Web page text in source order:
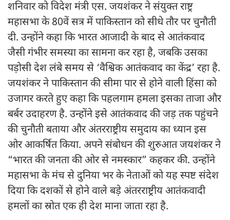
शनिवार को विदेश मंत्री एस. जयशंकर ने संयुक्त राष्ट्र
महासभा के 80वें सत्र में पाकिस्तान को सीधे तौर पर चुनौती
दी. उन्होंने कहा कि भारत आजादी के बाद से आतंकवाद
जैसी गंभीर समस्या का सामना कर रहा है, जबकि उसका
पड़ोसी देश लंबे समय से ‘वैश्विक आतंकवाद का केंद्र’ रहा है.
जयशंकर ने पाकिस्तान की सीमा पार से होने वाली हिंसा को
उजागर करते हुए कहा कि पहलगाम हमला इसका ताजा और
बर्बर उदाहरण है. उन्होंने इसे आतंकवाद की जड़ तक पहुंचने
की चुनौती बताया और अंतरराष्ट्रीय समुदाय का ध्यान इस
ओर आकर्षित किया. अपने संबोधन की शुरुआत जयशंकर ने
“भारत की जनता की ओर से नमस्कार” कहकर की. उन्होंने
महासभा के मंच से दुनिया भर के नेताओं को यह स्पष्ट संदेश
दिया कि दशकों से होने वाले बड़े अंतरराष्ट्रीय आतंकवादी
हमलों का स्रोत एक ही देश माना जाता रहा है.